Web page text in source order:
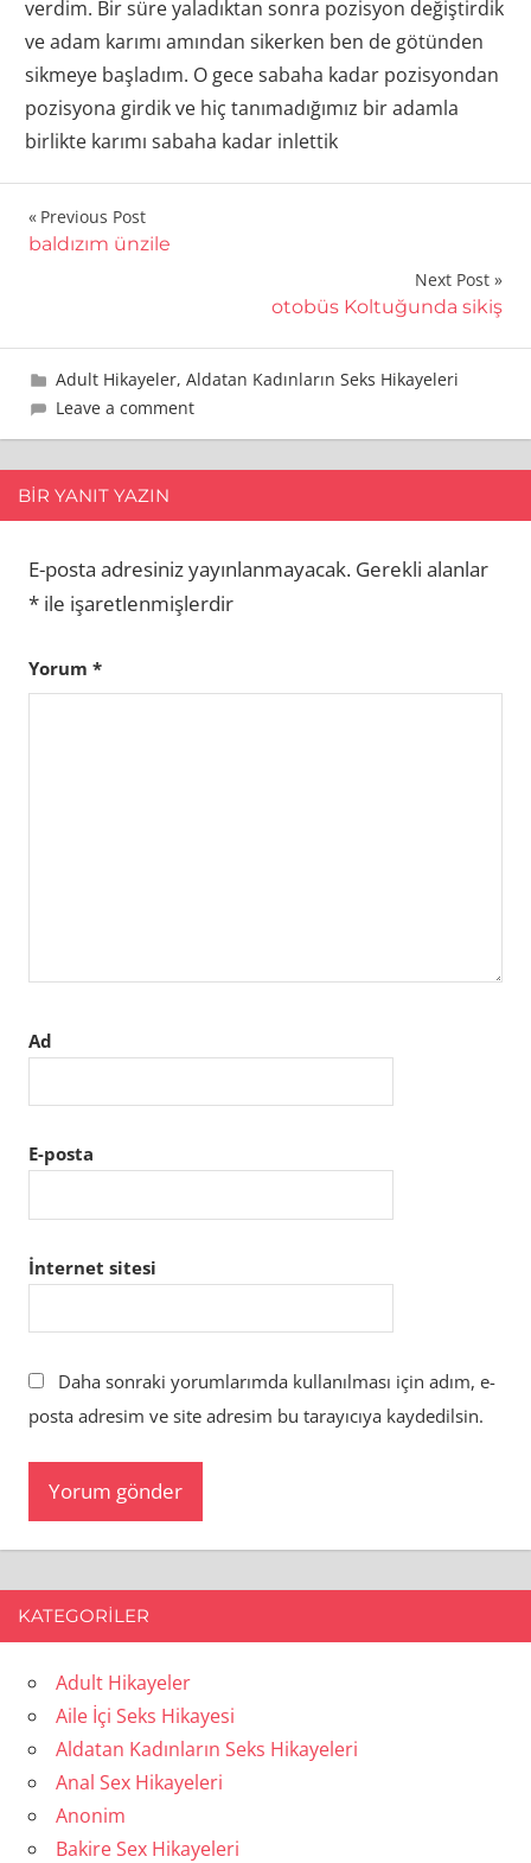
verdim. Bir süre yaladıktan sonra pozisyon değiştirdik
ve adam karımı amından sikerken ben de götünden
sikmeye başladım. O gece sabaha kadar pozisyondan
pozisyona girdik ve hiç tanımadığımız bir adamla
birlikte karımı sabaha kadar inlettik
Yazı
Previous Post
baldızım ünzile
Next Post
otobüs Koltuğunda sikiş
8 Aralık 2015
admin
Adult Hikayeler, Aldatan Kadınların Seks Hikayeleri
Leave a comment
BIR YANIT YAZIN
E-posta adresiniz yayınlanmayacak. Gerekli alanlar
* ile işaretlenmişlerdir
Yorum *
Ad
E-posta
İnternet sitesi
Daha sonraki yorumlarımda kullanılması için adım, e-
posta adresim ve site adresim bu tarayıcıya kaydedilsin.
KATEGORILER
Adult Hikayeler
Aile İçi Seks Hikayesi
Aldatan Kadınların Seks Hikayeleri
Anal Sex Hikayeleri
Anonim
Bakire Sex Hikayeleri